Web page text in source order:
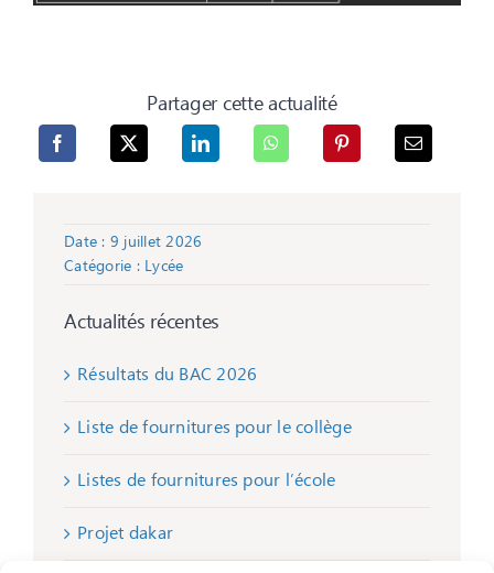
Partager cette actualité
Date : 9 juillet 2026
Catégorie : Lycée
Actualités récentes
Résultats du BAC 2026
Liste de fournitures pour le collège
Listes de fournitures pour l’école
Projet dakar